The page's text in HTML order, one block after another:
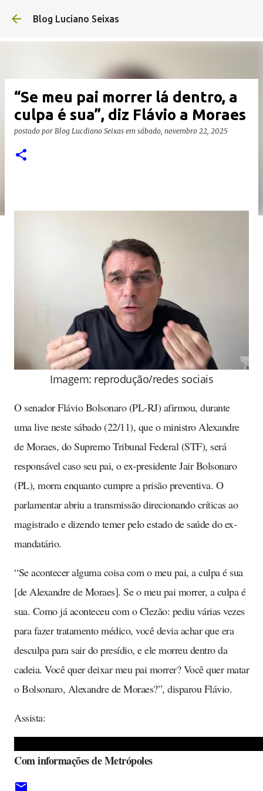
Blog Luciano Seixas
“Se meu pai morrer lá dentro, a
culpa é sua”, diz Flávio a Moraes
postado por Blog Lucdiano Seixas em sábado, novembro 22, 2025
Imagem: reprodução/redes sociais
O senador Flávio Bolsonaro (PL-RJ) afirmou, durante
uma live neste sábado (22/11), que o ministro Alexandre
de Moraes, do Supremo Tribunal Federal (STF), será
responsável caso seu pai, o ex-presidente Jair Bolsonaro
(PL), morra enquanto cumpre a prisão preventiva. O
parlamentar abriu a transmissão direcionando críticas ao
magistrado e dizendo temer pelo estado de saúde do ex-
mandatário.
“Se acontecer alguma coisa com o meu pai, a culpa é sua
[de Alexandre de Moraes]. Se o meu pai morrer, a culpa é
sua. Como já aconteceu com o Clezão: pediu várias vezes
para fazer tratamento médico, você devia achar que era
desculpa para sair do presídio, e ele morreu dentro da
cadeia. Você quer deixar meu pai morrer? Você quer matar
o Bolsonaro, Alexandre de Moraes?”, disparou Flávio.
Assista:
Com informações de Metrópoles